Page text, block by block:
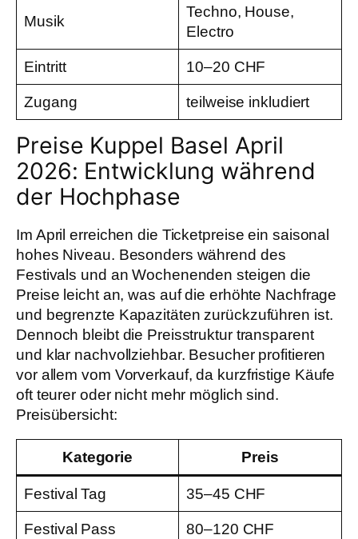
Musik
Techno, House,
Electro
Eintritt 10–20 CHF
Zugang teilweise inkludiert
Preise Kuppel Basel April
2026: Entwicklung während
der Hochphase
Im April erreichen die Ticketpreise ein saisonal
hohes Niveau. Besonders während des
Festivals und an Wochenenden steigen die
Preise leicht an, was auf die erhöhte Nachfrage
und begrenzte Kapazitäten zurückzuführen ist.
Dennoch bleibt die Preisstruktur transparent
und klar nachvollziehbar. Besucher profitieren
vor allem vom Vorverkauf, da kurzfristige Käufe
oft teurer oder nicht mehr möglich sind.
Preisübersicht:
Kategorie Preis
Festival Tag 35–45 CHF
Festival Pass 80–120 CHF